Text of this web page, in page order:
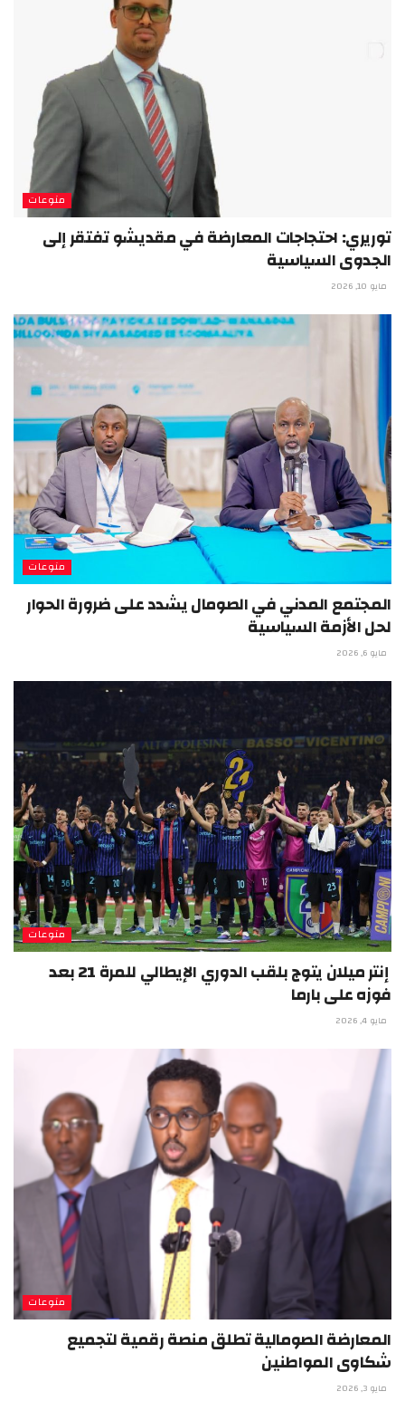
منوعات
توريري: احتجاجات المعارضة في مقديشو تفتقر إلى
الجدوى السياسية
مايو 10, 2026
منوعات
المجتمع المدني في الصومال يشدد على ضرورة الحوار
لحل الأزمة السياسية
مايو 6, 2026
منوعات
إنتر ميلان يتوج بلقب الدوري الإيطالي للمرة 21 بعد
فوزه على بارما
مايو 4, 2026
منوعات
المعارضة الصومالية تطلق منصة رقمية لتجميع
شكاوى المواطنين
مايو 3, 2026